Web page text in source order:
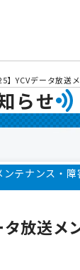
】YCVデータ放送
らせ
ンテナンス・障
タ放送メ